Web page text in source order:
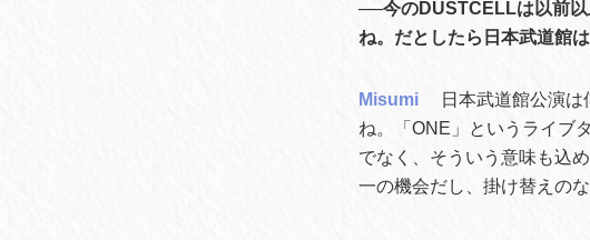
──今のDUSTCELLは以前以
ね。だとしたら日本武道館
Misumi
日本武道館公演
ね。「ONE」というライブ
でなく、そういう意味も込
一の機会だし、掛け替えの